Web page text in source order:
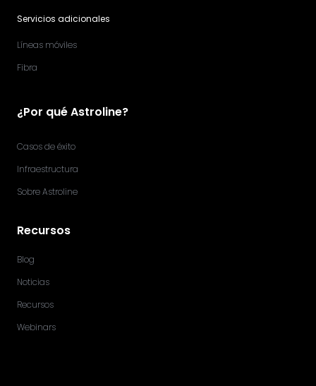
Servicios adicionales
Líneas móviles
Fibra
¿Por qué Astroline?
Casos de éxito
Infraestructura
Sobre Astroline
Recursos
Blog
Noticias
Recursos
Webinars